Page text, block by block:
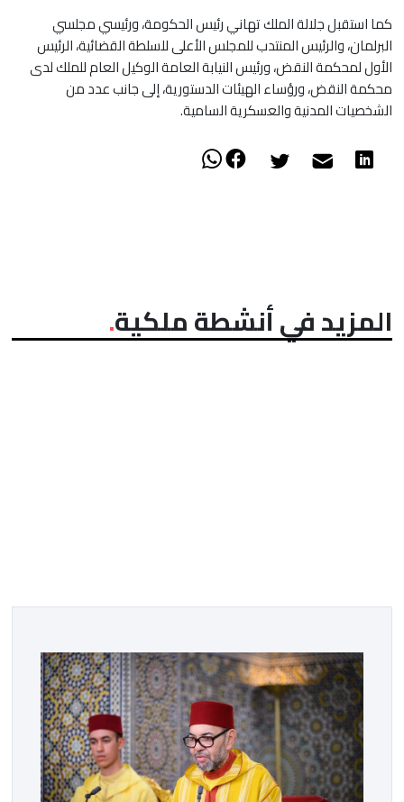
كما استقبل جلالة الملك تهاني رئيس الحكومة، ورئيسي مجلسي
البرلمان، والرئيس المنتدب للمجلس الأعلى للسلطة القضائية، الرئيس
الأول لمحكمة النقض، ورئيس النيابة العامة الوكيل العام للملك لدى
محكمة النقض، ورؤساء الهيئات الدستورية، إلى جانب عدد من
الشخصيات المدنية والعسكرية السامية.
المزيد في أنشطة ملكية